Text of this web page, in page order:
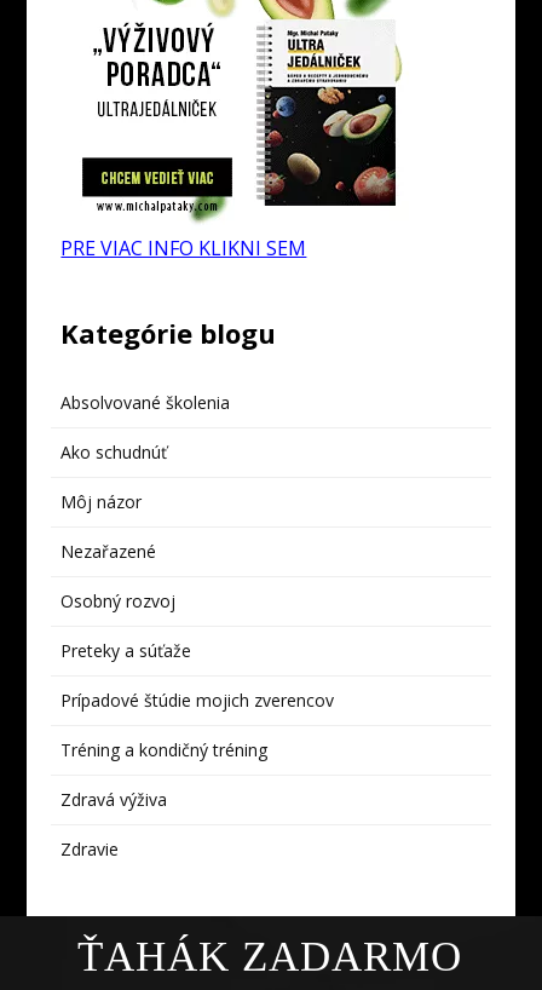
PRE VIAC INFO KLIKNI SEM
Kategórie blogu
Absolvované školenia
Ako schudnúť
Môj názor
Nezařazené
Osobný rozvoj
Preteky a súťaže
Prípadové štúdie mojich zverencov
Tréning a kondičný tréning
Zdravá výživa
Zdravie
ŤAHÁK ZADARMO